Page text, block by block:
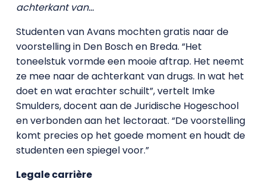
achterkant van…
Studenten van Avans mochten gratis naar de
voorstelling in Den Bosch en Breda. “Het
toneelstuk vormde een mooie aftrap. Het neemt
ze mee naar de achterkant van drugs. In wat het
doet en wat erachter schuilt”, vertelt Imke
Smulders, docent aan de Juridische Hogeschool
en verbonden aan het lectoraat. “De voorstelling
komt precies op het goede moment en houdt de
studenten een spiegel voor.”
Legale carrière